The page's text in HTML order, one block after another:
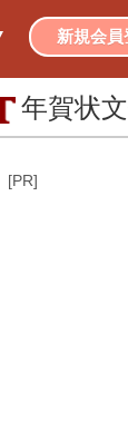
新規会員
年賀状
[PR]